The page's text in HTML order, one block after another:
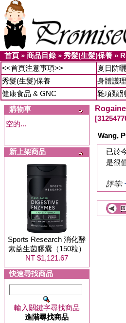
首頁 » 商品目錄» 秀髮(生髮)保養 »
<<首頁注意事項>>
夏日防曬
秀髮(生髮)保養
身體護理
健康食品 & GNC
雜項類別
購物車
空的...
新上架商品
Sports Research 消化酵
素益生菌膠囊（150粒）
NT $1,121.67
快速尋找商品
輸入關鍵字尋找商品
進階尋找商品
Wang,
已於
是很
評等: